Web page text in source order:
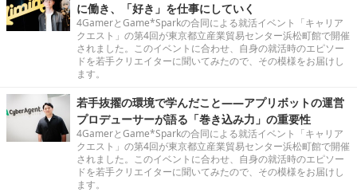
に働き、「好き」を仕事にしていく
4GamerとGame*Sparkの合同による就活イベント「キャリア
クエスト」の第4回が東京都立産業貿易センター浜松町館で開催
されました。このイベントに合わせ、自身の就活時のエピソー
ドを若手クリエイターに聞いてみたので、その模様をお届けし
ます。
若手抜擢の環境で学んだこと――アプリボットの運営
プロデューサーが語る「巻き込み力」の重要性
4GamerとGame*Sparkの合同による就活イベント「キャリア
クエスト」の第4回が東京都立産業貿易センター浜松町館で開催
されました。このイベントに合わせ、自身の就活時のエピソー
ドを若手クリエイターに聞いてみたので、その模様をお届けし
ます。